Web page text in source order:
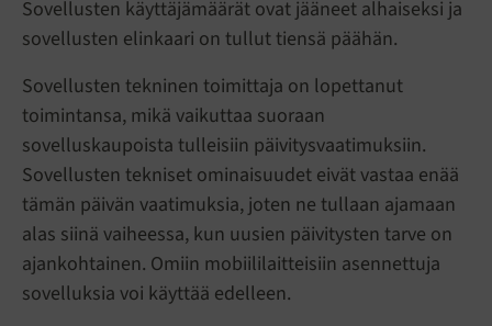
Sovellusten käyttäjämäärät ovat jääneet alhaiseksi ja
sovellusten elinkaari on tullut tiensä päähän.
Sovellusten tekninen toimittaja on lopettanut
toimintansa, mikä vaikuttaa suoraan
sovelluskaupoista tulleisiin päivitysvaatimuksiin.
Sovellusten tekniset ominaisuudet eivät vastaa enää
tämän päivän vaatimuksia, joten ne tullaan ajamaan
alas siinä vaiheessa, kun uusien päivitysten tarve on
ajankohtainen. Omiin mobiililaitteisiin asennettuja
sovelluksia voi käyttää edelleen.